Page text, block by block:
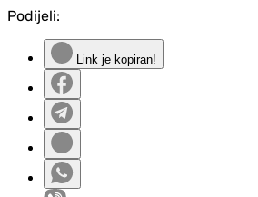
Podijeli:
Link je kopiran!